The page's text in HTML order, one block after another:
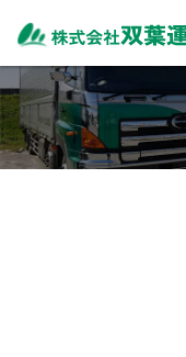
TOP
サービス内容